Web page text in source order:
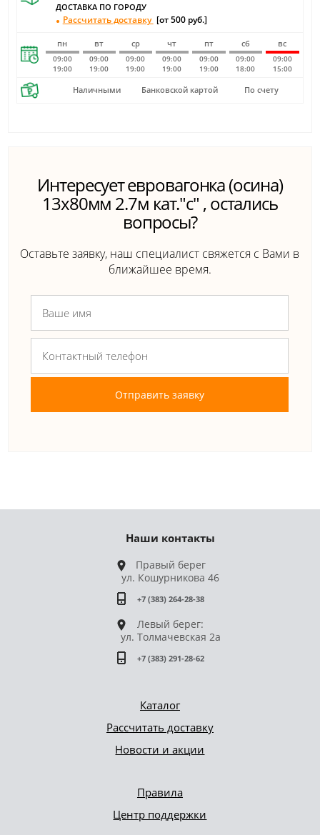
ДОСТАВКА ПО ГОРОДУ
Рассчитать доставку [от 500 руб.]
пн вт ср чт пт сб вс
09:00
19:00
09:00
19:00
09:00
19:00
09:00
19:00
09:00
19:00
09:00
18:00
09:00
15:00
Наличными Банковской картой По счету
Интересует евровагонка (осина)
13х80мм 2.7м кат."с" , остались
вопросы?
Оставьте заявку, наш специалист свяжется с Вами в
ближайшее время.
Отправить заявку
Правила
Центр поддержки
Каталог
Рассчитать доставку
Новости и акции
Наши контакты
Правый берег
ул. Кошурникова 46
+7 (383) 264-28-38
Левый берег:
ул. Толмачевская 2а
+7 (383) 291-28-62